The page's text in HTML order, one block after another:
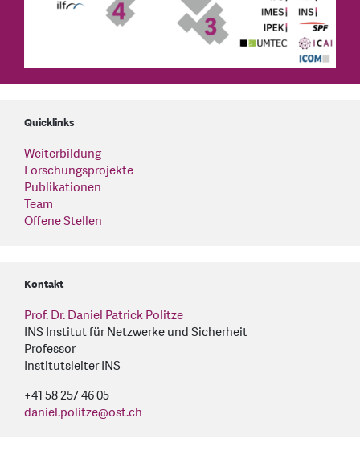
Quicklinks
Weiterbildung
Forschungsprojekte
Publikationen
Team
Offene Stellen
Kontakt
Prof. Dr. Daniel Patrick Politze
INS Institut für Netzwerke und Sicherheit
Professor
Institutsleiter INS
+41 58 257 46 05
daniel.politze@ost.ch